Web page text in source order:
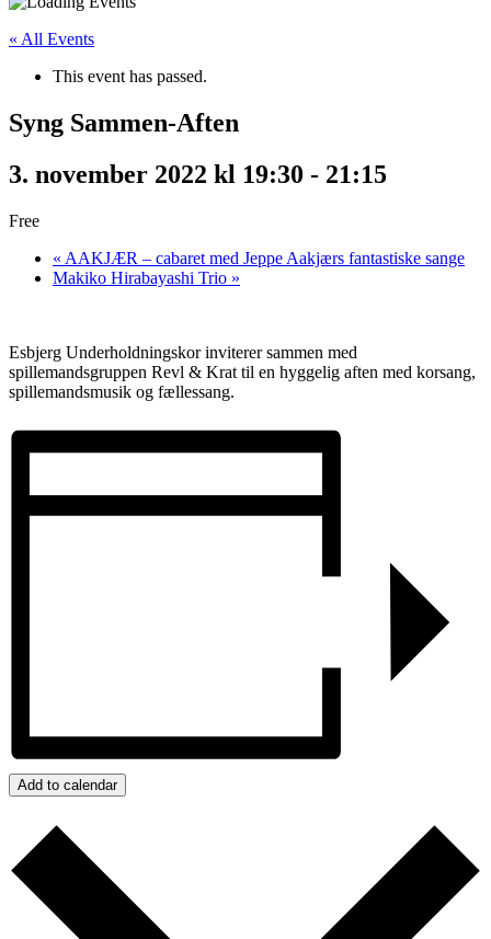
« All Events
This event has passed.
Syng Sammen-Aften
3. november 2022 kl 19:30 - 21:15
Free
« AAKJÆR – cabaret med Jeppe Aakjærs fantastiske sange
Makiko Hirabayashi Trio »
Esbjerg Underholdningskor inviterer sammen med
spillemandsgruppen Revl & Krat til en hyggelig aften med korsang,
spillemandsmusik og fællessang.
Add to calendar